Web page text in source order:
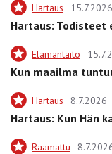
Hartaus 15.7.2026
Hartaus:
Elämäntaito
Kun maailma
Hartaus 8.7.2026
Hartaus: Kun Hän
Raamattu